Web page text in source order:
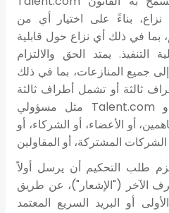
بناءً على اختيار أي من
في ذلك أي نزاع حول قابلية
التنفيذ. يمتد الحق والالتزام
جميع المنازعات، بما في ذلك
ثالثة أو تشمل أطراف ثالثة
مثل مسؤولي Talent.com أو مديريها، أو موظفيها، أو
أو الأعضاء، أو الشركاء، أو
طلب التحكيم أن يرسل أولاً
الآخر ("الإشعار")، عن طريق
أو البريد السريع المعتمد